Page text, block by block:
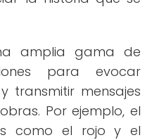
amplia gama de
para evocar
transmitir mensajes
Por ejemplo, el
como el rojo y el